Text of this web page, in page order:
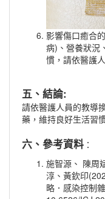
影響傷口癒合
病)、營養狀況
慣，請依醫護
五、結論:
請依醫護人員的教導
藥，維持良好生活習
六、參考資料 ：
施智源、 陳周
淳、黃欽印
略．感染控制